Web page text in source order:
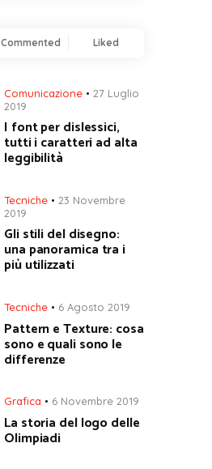
Commented Liked
Comunicazione
27 Luglio
2019
I font per dislessici,
tutti i caratteri ad alta
leggibilità
Tecniche
23 Novembre
2019
Gli stili del disegno:
una panoramica tra i
più utilizzati
Tecniche 6 Agosto 2019
Pattern e Texture: cosa
sono e quali sono le
differenze
Grafica 6 Novembre 2019
La storia del logo delle
Olimpiadi